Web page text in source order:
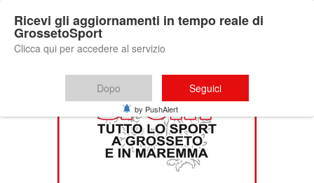
Ricevi gli aggiornamenti in tempo reale di
GrossetoSport
Clicca qui per accedere al servizio
Dopo Seguici
by PushAlert